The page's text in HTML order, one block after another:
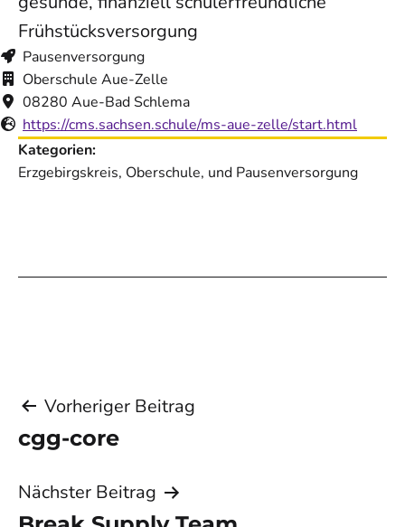
Frühstücksversorgung
Pausenversorgung
Oberschule Aue-Zelle
08280 Aue-Bad Schlema
https://cms.sachsen.schule/ms-aue-zelle/start.html
Kategorien:
Erzgebirgskreis, Oberschule, und Pausenversorgung
Beitragsnavigation
Vorheriger Beitrag
cgg-core
Nächster Beitrag